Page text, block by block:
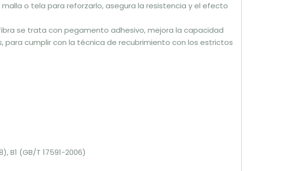
o tela para reforzarlo, asegura la resistencia y el efecto
se trata con pegamento adhesivo, mejora la capacidad
cumplir con la técnica de recubrimiento con los estrictos
B1 (GB/T 17591-2006)